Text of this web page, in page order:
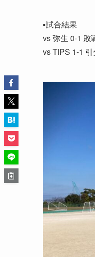
▪️試合結果
vs 弥生 0-1 敗
vs TIPS 1-1 引